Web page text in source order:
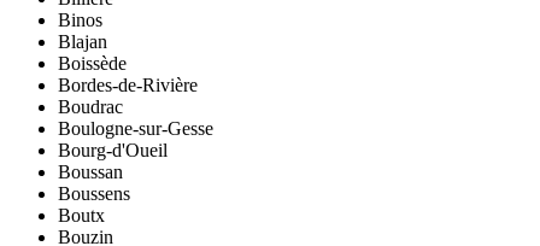
Binos
Blajan
Boissède
Bordes-de-Rivière
Boudrac
Boulogne-sur-Gesse
Bourg-d'Oueil
Boussan
Boussens
Boutx
Bouzin